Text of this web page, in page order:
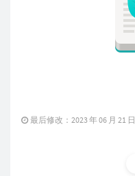
最后修改：2023 年 06 月 21 日